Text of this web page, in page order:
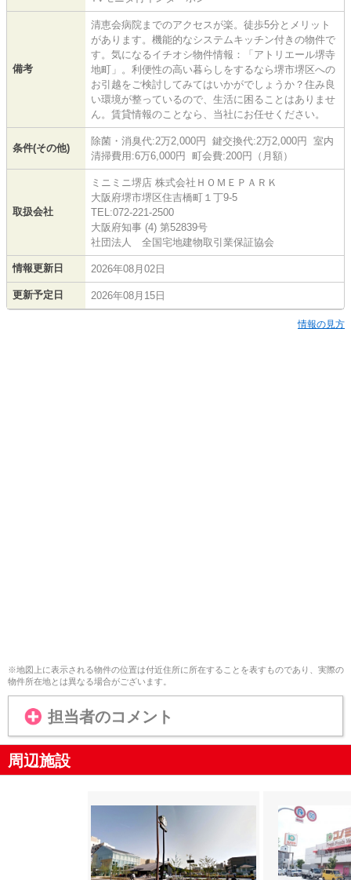
備考
清恵会病院までのアクセスが楽。徒歩5分とメリット
があります。機能的なシステムキッチン付きの物件で
す。気になるイチオシ物件情報：「アトリエール堺寺
地町」。利便性の高い暮らしをするなら堺市堺区への
お引越をご検討してみてはいかがでしょうか？住み良
い環境が整っているので、生活に困ることはありませ
ん。賃貸情報のことなら、当社にお任せください。
条件(その他)
除菌・消臭代:2万2,000円 鍵交換代:2万2,000円 室内
清掃費用:6万6,000円 町会費:200円（月額）
取扱会社
ミニミニ堺店 株式会社ＨＯＭＥＰＡＲＫ
大阪府堺市堺区住吉橋町１丁9-5
TEL:072-221-2500
大阪府知事 (4) 第52839号
社団法人 全国宅地建物取引業保証協会
情報更新日 2026年08月02日
更新予定日 2026年08月15日
情報の見方
※地図上に表示される物件の位置は付近住所に所在することを表すものであり、実際の
物件所在地とは異なる場合がございます。
担当者のコメント
周辺施設